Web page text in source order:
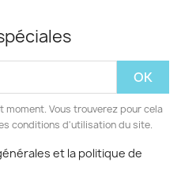
moment. Vous trouverez pour cela
conditions d'utilisation du site.
et la politique de